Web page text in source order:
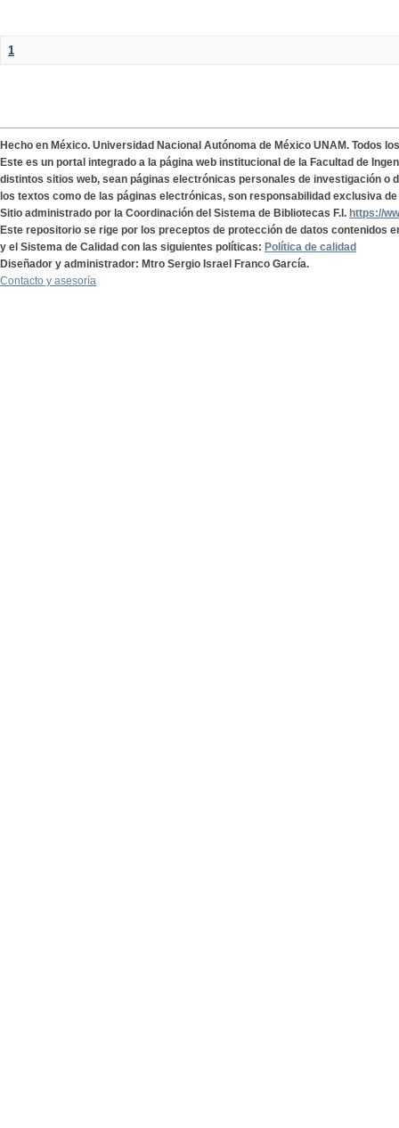
1
Hecho en México. Universidad Nacional Autónoma de México UNAM. Todos
Este es un portal integrado a la página web institucional de la Facultad de
distintos sitios web, sean páginas electrónicas personales de investigación o
los textos como de las páginas electrónicas, son responsabilidad exclusiva
Sitio administrado por la Coordinación del Sistema de Bibliotecas F.I. https://
Este repositorio se rige por los preceptos de protección de datos contenidos
y el Sistema de Calidad con las siguientes políticas: Política de calidad
Diseñador y administrador: Mtro Sergio Israel Franco García.
Contacto y asesoría